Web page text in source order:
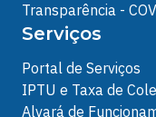
Transparência -
Serviços
Portal de Serviços
IPTU e Taxa de
Alvará de